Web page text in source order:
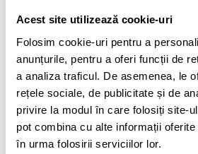
Acest site utilizează cookie-uri
Folosim cookie-uri pentru a
anunțurile, pentru a oferi funcții de
a analiza traficul. De asemenea, le
rețele sociale, de publicitate și de
privire la modul în care folosiți site-
pot combina cu alte informații
în urma folosirii serviciilor lor.
compatibilitate-SMF075
Sunt de acord cupolitica de
caracter personal.